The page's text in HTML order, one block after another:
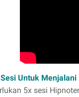
Untuk
5x sesi